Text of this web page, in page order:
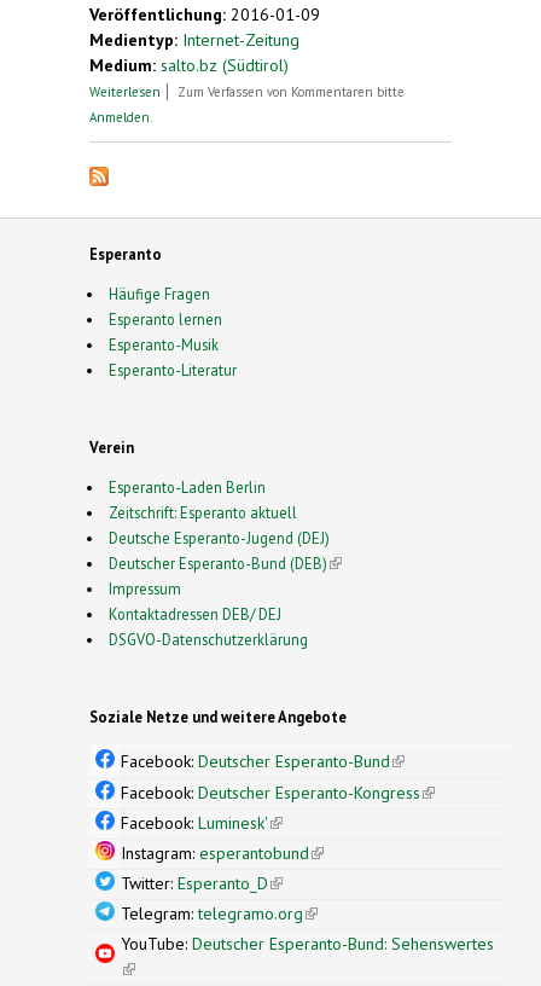
Veröffentlichung: 2016-01-09
Medientyp: Internet-Zeitung
Medium: salto.bz (Südtirol)
Weiterlesen über Ein (neuer) Weg zu effektiver
Zum Verfassen von Kommentaren bitte
Anmelden
Esperanto
Häufige Fragen
Esperanto lernen
Esperanto-Musik
Esperanto-Literatur
Verein
Esperanto-Laden Berlin
Zeitschrift: Esperanto aktuell
Deutsche Esperanto-Jugend (DEJ)
Deutscher Esperanto-Bund (DEB)(link is external)
Impressum
Kontaktadressen DEB/ DEJ
DSGVO-Datenschutzerklärung
Soziale Netze und weitere Angebote
Facebook: Deutscher Esperanto-Bund(link is
external)
Facebook: Deutscher Esperanto-Kongress(link is
Facebook: Luminesk'(link is external)
Instagram: esperantobund(link is external)
Twitter: Esperanto_D(link is external)
Telegram:telegramo.org(link is external)
YouTube: Deutscher Esperanto-Bund: Sehenswertes
(link is external)